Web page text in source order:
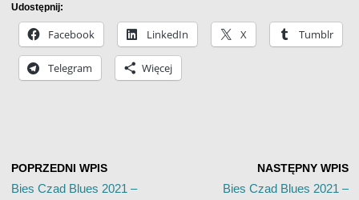
Udostępnij:
Facebook LinkedIn X Tumblr
Telegram Więcej
POPRZEDNI WPIS
Bies Czad Blues 2021 –
NASTĘPNY WPIS
Bies Czad Blues 2021 –